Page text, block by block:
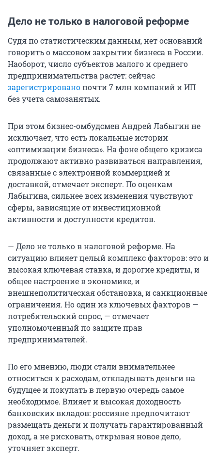
Дело не только в налоговой реформе
Судя по статистическим данным, нет оснований
говорить о массовом закрытии бизнеса в России.
Наоборот, число субъектов малого и среднего
предпринимательства растет: сейчас
зарегистрированопочти 7 млн компаний и ИП
без учета самозанятых.
При этом бизнес-омбудсмен Андрей Лабыгин не
исключает, что есть локальные истории
«оптимизации бизнеса». На фоне общего кризиса
продолжают активно развиваться направления,
связанные с электронной коммерцией и
доставкой, отмечает эксперт. По оценкам
Лабыгина, сильнее всех изменения чувствуют
сферы, зависящие от инвестиционной
активности и доступности кредитов.
— Дело не только в налоговой реформе. На
ситуацию влияет целый комплекс факторов: это и
высокая ключевая ставка, и дорогие кредиты, и
общее настроение в экономике, и
внешнеполитическая обстановка, и санкционные
ограничения. Но один из ключевых факторов —
потребительский спрос, — отмечает
уполномоченный по защите прав
предпринимателей.
По его мнению, люди стали внимательнее
относиться к расходам, откладывать деньги на
будущее и покупать в первую очередь самое
необходимое. Влияет и высокая доходность
банковских вкладов: россияне предпочитают
размещать деньги и получать гарантированный
доход, а не рисковать, открывая новое дело,
уточняет эксперт.